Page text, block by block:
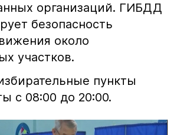
организаций. ГИБДД
безопасность
около
участков.
пункты
с 08:00 до 20:00.